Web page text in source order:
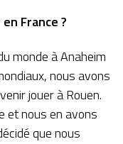
France ?
monde à Anaheim
nous avons
jouer à Rouen.
et nous en avons
que nous